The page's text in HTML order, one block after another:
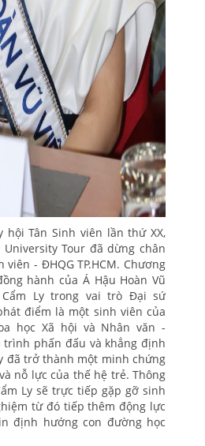
hội Tân Sinh viên lần thứ XX,
University Tour đã dừng chân
- ĐHQG TP.HCM. Chương
hành của Á Hậu Hoàn Vũ
Ly trong vai trò Đại sứ
điểm là một sinh viên của
học Xã hội và Nhân văn -
trình phấn đấu và khẳng định
đã trở thành một minh chứng
nỗ lực của thế hệ trẻ. Thông
Ly sẽ trực tiếp gặp gỡ sinh
từ đó tiếp thêm động lực
định hướng con đường học